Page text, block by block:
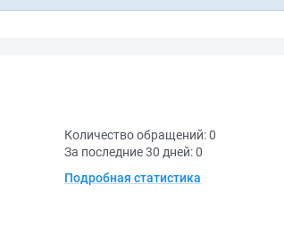
Количество обращений:0
За последние 30 дней:0
Подробная статистика